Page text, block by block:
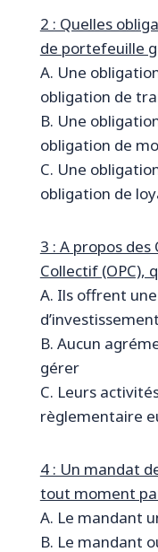
2 : Quelles
de portefeuille
A. Une
obligation de
B. Une
obligation de
C. Une
obligation de
3 : A propos
Collectif (OPC),
A. Ils offrent
d’investissement
B. Aucun
gérer
C. Leurs
règlementaire
4 : Un mandat
tout moment
A. Le mandant
B. Le mandant